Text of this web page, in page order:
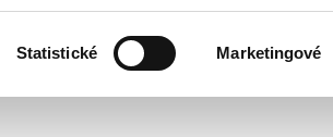
Statistické Marketingové
submenu
submenu
účetnictví